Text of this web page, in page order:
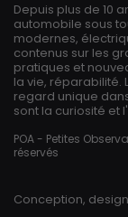
Depuis plus de 10
automobile sous
modernes,
contenus sur les
pratiques et
la vie, réparabilité.
regard unique
sont la curiosité et
POA - Petites
réservés
Conception,